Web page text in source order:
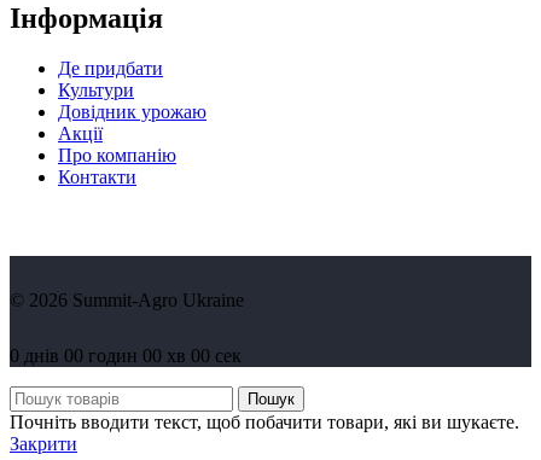
Інформація
Де придбати
Культури
Довідник урожаю
Акції
Про компанію
Контакти
© 2026 Summit-Agro Ukraine
0 днів 00 годин 00 хв 00 сек
Пошук
Почніть вводити текст, щоб побачити товари, які ви шукаєте.
Закрити